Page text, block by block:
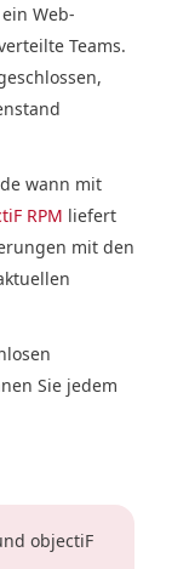
Web-
Teams.
wann mit
RPM liefert
mit den
Sie jedem